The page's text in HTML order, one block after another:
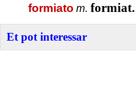
formiato m. formiat.
Et pot interessar